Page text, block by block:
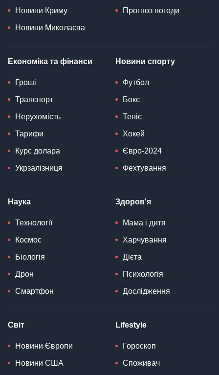
Новини Криму
Новини Миколаєва
Прогноз погоди
Економіка та фінанси
Гроші
Транспорт
Нерухомість
Тарифи
Курс долара
Укрзалізниця
Новини спорту
Футбол
Бокс
Теніс
Хокей
Євро-2024
Фехтування
Наука
Технології
Космос
Біологія
Дрон
Смартфон
Здоров'я
Мама і дитя
Харчування
Дієта
Психологія
Дослідження
Світ
Новини Європи
Новини США
Lifestyle
Гороскоп
Споживач